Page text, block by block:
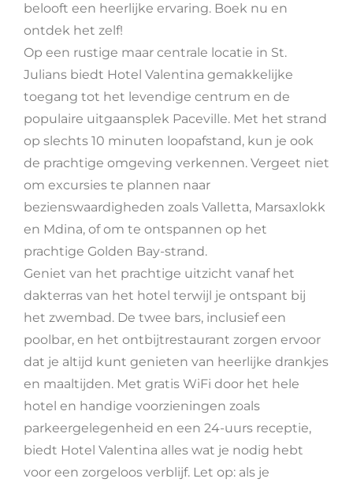
belooft een heerlijke ervaring. Boek nu en
ontdek het zelf!
Op een rustige maar centrale locatie in St.
Julians biedt Hotel Valentina gemakkelijke
toegang tot het levendige centrum en de
populaire uitgaansplek Paceville. Met het strand
op slechts 10 minuten loopafstand, kun je ook
de prachtige omgeving verkennen. Vergeet niet
om excursies te plannen naar
bezienswaardigheden zoals Valletta, Marsaxlokk
en Mdina, of om te ontspannen op het
prachtige Golden Bay-strand.
Geniet van het prachtige uitzicht vanaf het
dakterras van het hotel terwijl je ontspant bij
het zwembad. De twee bars, inclusief een
poolbar, en het ontbijtrestaurant zorgen ervoor
dat je altijd kunt genieten van heerlijke drankjes
en maaltijden. Met gratis WiFi door het hele
hotel en handige voorzieningen zoals
parkeergelegenheid en een 24-uurs receptie,
biedt Hotel Valentina alles wat je nodig hebt
voor een zorgeloos verblijf. Let op: als je